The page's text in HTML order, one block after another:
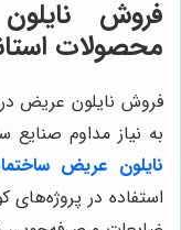
فروش
محصولات
فروش نایلون عریض در
به نیاز مداوم
نایلون عریض
استفاده در